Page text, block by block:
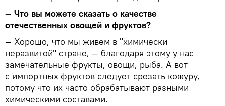
— Что вы можете сказать о качестве
отечественных овощей и фруктов?
— Хорошо, что мы живем в "химически
неразвитой" стране, — благодаря этому у нас
замечательные фрукты, овощи, рыба. А вот
с импортных фруктов следует срезать кожуру,
потому что их часто обрабатывают разными
химическими составами.